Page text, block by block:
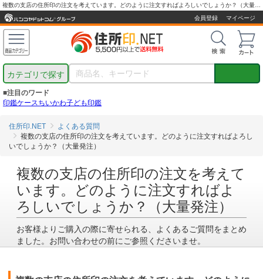
会員登録
マイページ
カテゴリで探す
■注目のワード
印鑑ケースちいかわ子ども印鑑
住所印.NET
よくある質問
複数の支店の住所印の注文を考えています。どのように注文すればよろし
いでしょうか？（大量発注）
複数の支店の住所印の注文を考えて
います。どのように注文すればよ
ろしいでしょうか？（大量発注）
お客様よりご購入の際に寄せられる、よくあるご質問をまとめ
ました。お問い合わせの前にご参照くださいませ。